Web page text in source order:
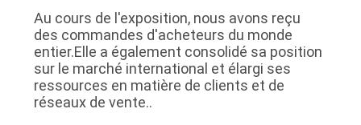
CONTACTEZ-
NOUS
NOUVELLES
Au cours de l'exposition, nous avons reçu
des commandes d'acheteurs du monde
entier.Elle a également consolidé sa position
sur le marché international et élargi ses
ressources en matière de clients et de
réseaux de vente..